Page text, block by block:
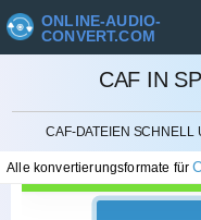
ONLINE-AUDIO-
CONVERT.COM
CAF IN
CAF-DATEIEN SCHNELL
Alle konvertierungsformate für